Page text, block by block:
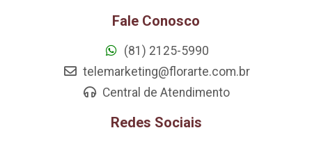
Fale Conosco
(81) 2125-5990
telemarketing@florarte.com.br
Central de Atendimento
Redes Sociais